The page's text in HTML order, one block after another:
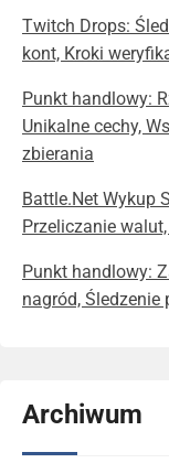
Twitch Drops:
kont, Kroki
Punkt handlowy:
Unikalne cechy,
zbierania
Battle.Net Wykup
Przeliczanie
Punkt handlowy:
nagród, Śledzenie
Archiwum